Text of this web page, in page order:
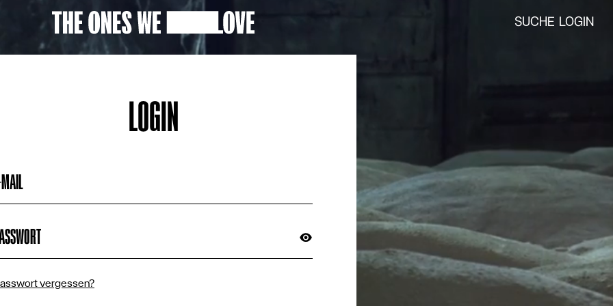
FILME
VOTINGS
FILMREIHEN
FILM VORSCHLAGEN
SUCHE LOGIN
LOGIN
MAIL
vergessen?